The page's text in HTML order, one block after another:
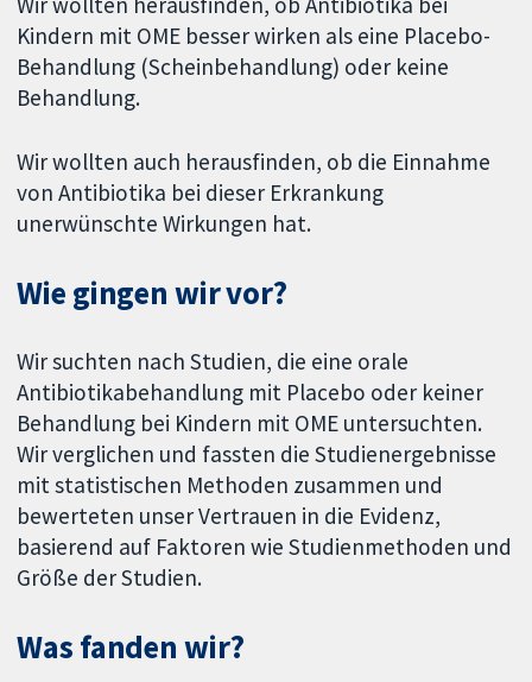
Kindern mit OME besser wirken als eine Placebo-
Behandlung (Scheinbehandlung) oder keine
Behandlung.
Wir wollten auch herausfinden, ob die Einnahme
von Antibiotika bei dieser Erkrankung
unerwünschte Wirkungen hat.
Wie gingen wir vor?
Wir suchten nach Studien, die eine orale
Antibiotikabehandlung mit Placebo oder keiner
Behandlung bei Kindern mit OME untersuchten.
Wir verglichen und fassten die Studienergebnisse
mit statistischen Methoden zusammen und
bewerteten unser Vertrauen in die Evidenz,
basierend auf Faktoren wie Studienmethoden und
Größe der Studien.
Was fanden wir?